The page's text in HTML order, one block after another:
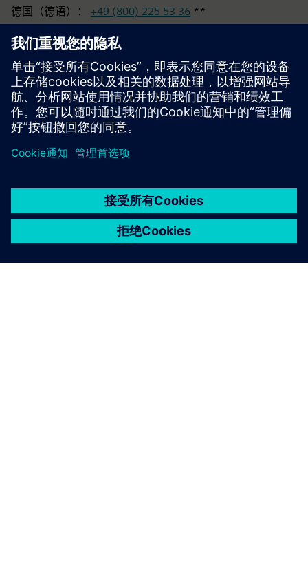
德国（德语）： +49 (800) 225 53 36 **
* 费用因服务提供商和国家/地区而异
** 德国固定电话和移动网络免费；来自国外的来电者请使
用国际号码。